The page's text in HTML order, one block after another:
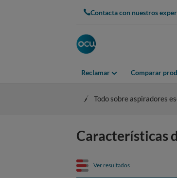
Contacta con nuestros
Reclamar Comparar
Todo sobre aspiradores
Características
Ver resultados